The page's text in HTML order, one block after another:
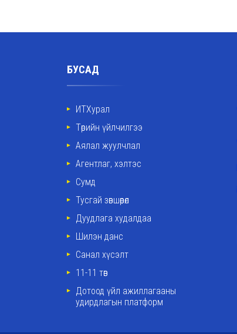
БУСАД
ИТХурал
Төрийн үйлчилгээ
Аялал жуулчлал
Агентлаг, хэлтэс
Сумд
Тусгай зөвшөөрөл
Дуудлага худалдаа
Шилэн данс
Санал хүсэлт
11-11 төв
Дотоод үйл ажиллагааны
удирдлагын платформ